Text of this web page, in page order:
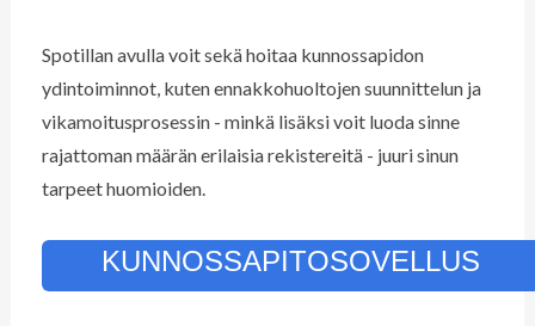
Spotillan avulla voit sekä hoitaa kunnossapidon
ydintoiminnot, kuten ennakkohuoltojen suunnittelun ja
vikamoitusprosessin - minkä lisäksi voit luoda sinne
rajattoman määrän erilaisia rekistereitä - juuri sinun
tarpeet huomioiden.
KUNNOSSAPITOSOVELLUS